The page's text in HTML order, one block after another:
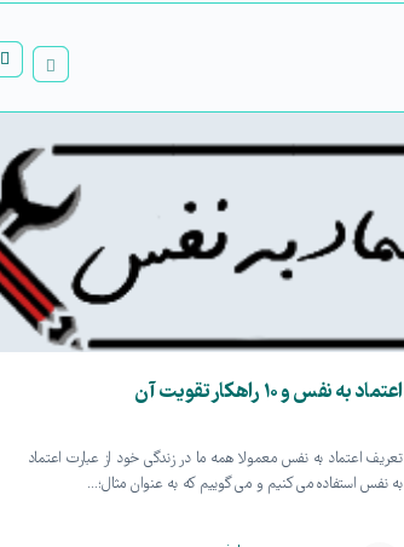
اعتماد به نفس و ۱۰ راهکار تقویت آن
تعریف اعتماد به نفس معمولا همه ما در زندگی خود از عبارت اعتماد
به نفس استفاده می کنیم و می گوییم که به عنوان مثال؛…